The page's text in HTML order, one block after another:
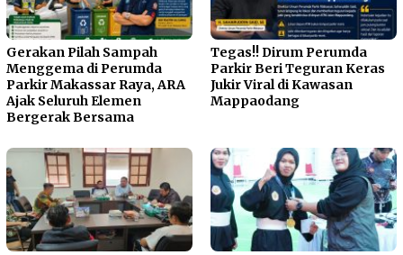
Gerakan Pilah Sampah
Menggema di Perumda
Parkir Makassar Raya, ARA
Ajak Seluruh Elemen
Bergerak Bersama
Tegas!! Dirum Perumda
Parkir Beri Teguran Keras
Jukir Viral di Kawasan
Mappaodang